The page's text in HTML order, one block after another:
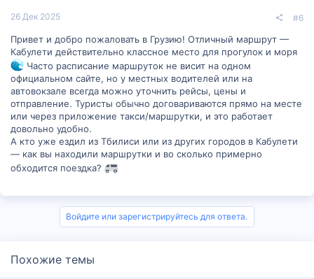
26 Дек 2025 #6
Привет и добро пожаловать в Грузию! Отличный маршрут —
Кабулети действительно классное место для прогулок и моря
Часто расписание маршруток не висит на одном
официальном сайте, но у местных водителей или на
автовокзале всегда можно уточнить рейсы, цены и
отправление. Туристы обычно договариваются прямо на месте
или через приложение такси/маршрутки, и это работает
довольно удобно.
А кто уже ездил из Тбилиси или из других городов в Кабулети
— как вы находили маршрутки и во сколько примерно
обходится поездка?
Войдите или зарегистрируйтесь для ответа.
Похожие темы